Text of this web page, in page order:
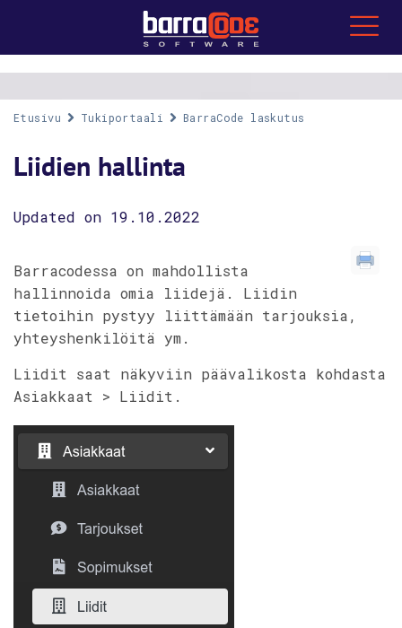
Etusivu Tukiportaali BarraCode laskutus
Liidien hallinta
Updated on 19.10.2022
Barracodessa on mahdollista
hallinnoida omia liidejä. Liidin
tietoihin pystyy liittämään tarjouksia,
yhteyshenkilöitä ym.
Liidit saat näkyviin päävalikosta kohdasta
Asiakkaat > Liidit.